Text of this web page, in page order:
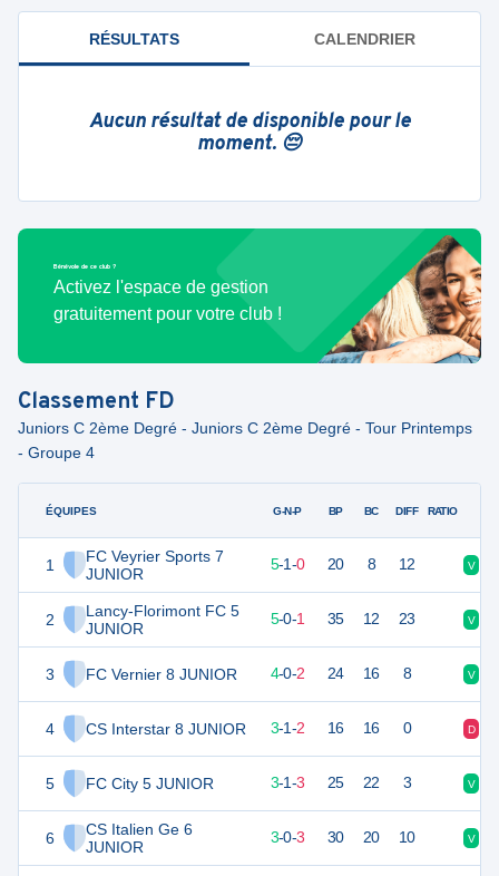
RÉSULTATS CALENDRIER
Aucun résultat de disponible pour le
moment. 😔
Bénévole de ce club ?
Activez l'espace de gestion
gratuitement pour votre club !
Classement FD
Juniors C 2ème Degré - Juniors C 2ème Degré - Tour Printemps
- Groupe 4
ÉQUIPES
1
FC Veyrier Sports 7
JUNIOR
2
Lancy-Florimont FC 5
JUNIOR
3 FC Vernier 8 JUNIOR
4 CS Interstar 8 JUNIOR
5 FC City 5 JUNIOR
6
CS Italien Ge 6
JUNIOR
G-N-P BP BC DIFF RATIO
16 5-1-0 20 8 12 V
15 6 5-0-1 35 12 23 V
12 6 4-0-2 24 16 8 V
10 6 3-1-2 16 16 0 D
10 3-1-3 25 22 3 V
3-0-3 30 20 10 V